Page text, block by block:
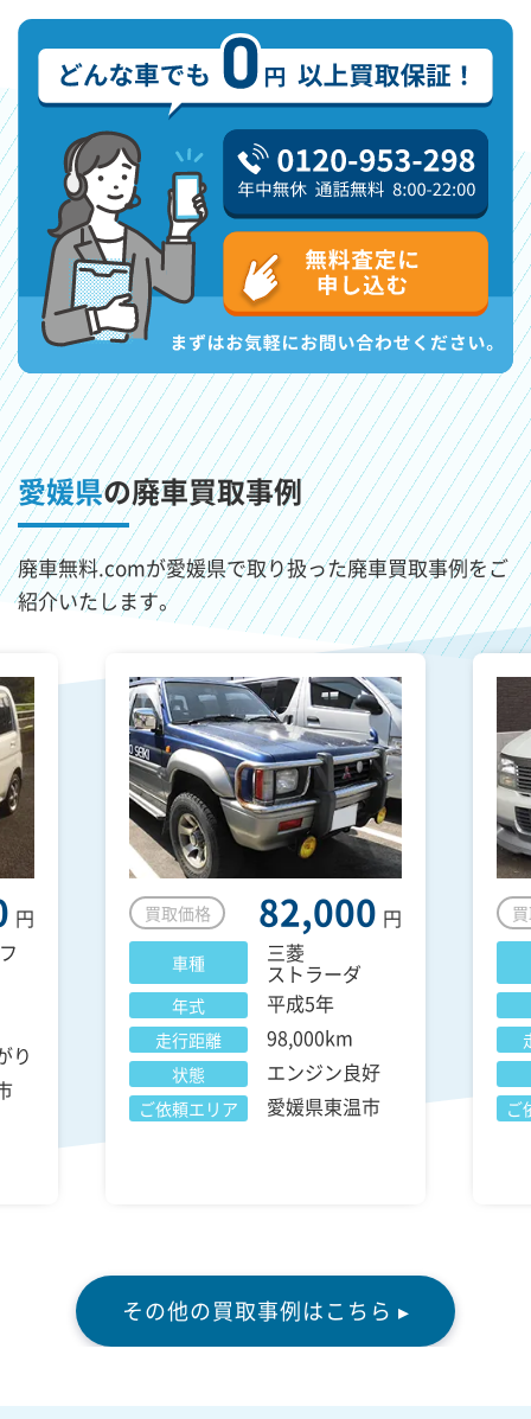
愛媛県の廃車買取事例
廃車無料.comが愛媛県で取り扱った廃車買取事例をご
紹介いたします。
円
り
買取価格 82,000 円
車種 三菱
ストラーダ
年式 平成5年
走行距離 98,000km
状態 エンジン良好
ご依頼エリア 愛媛県東温市 ご
その他の買取事例はこちら ▸